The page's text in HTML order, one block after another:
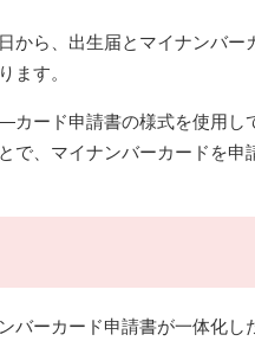
から、出生届とマイナンバー
ます。
カード申請書の様式を使用し
で、マイナンバーカードを申
バーカード申請書が一体化し